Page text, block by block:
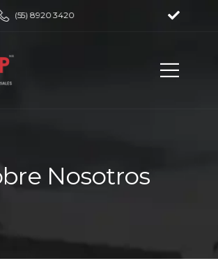
(55) 8920 3420
Nosotros